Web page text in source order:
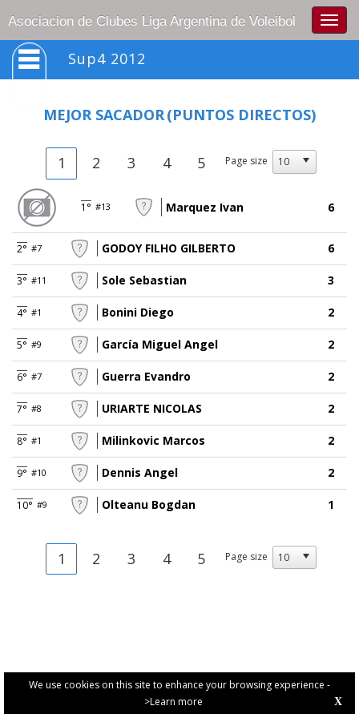
We use cookies on this site to enhance your browsing experience -
>Learn more
X
Asociacion de Clubes Liga Argentina de Voleibol
Sup4 2012
MEJOR SACADOR(PUNTOS DIRECTOS)
1 2 3 4 5 Page size
1° #13 Marquez Ivan 6
2° #7 GODOY FILHO GILBERTO 6
3° #11 Sole Sebastian 3
4° #1 Bonini Diego 2
5° #9 García Miguel Angel 2
6° #7 Guerra Evandro 2
7° #8 URIARTE NICOLAS 2
8° #1 Milinkovic Marcos 2
9° #10 Dennis Angel 2
10° #9 Olteanu Bogdan 1
1 2 3 4 5 Page size